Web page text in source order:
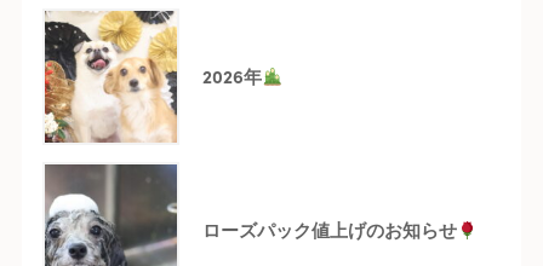
2026年
ローズパック値上げのお知らせ